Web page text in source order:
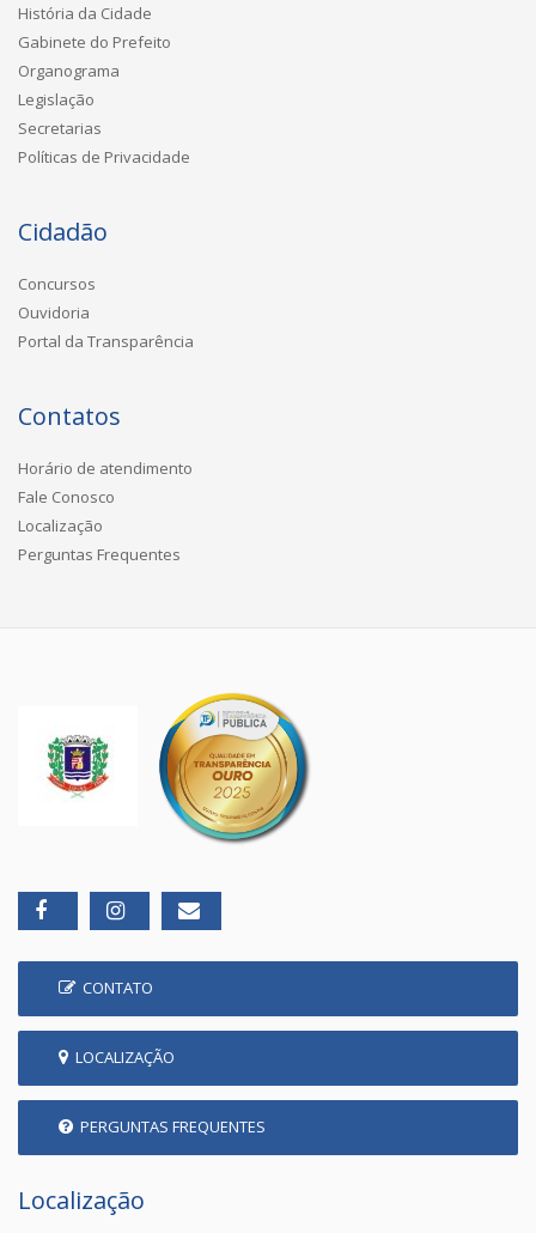
História da Cidade
Gabinete do Prefeito
Organograma
Legislação
Secretarias
Políticas de Privacidade
Cidadão
Concursos
Ouvidoria
Portal da Transparência
Contatos
Horário de atendimento
Fale Conosco
Localização
Perguntas Frequentes
CONTATO
LOCALIZAÇÃO
PERGUNTAS FREQUENTES
Localização